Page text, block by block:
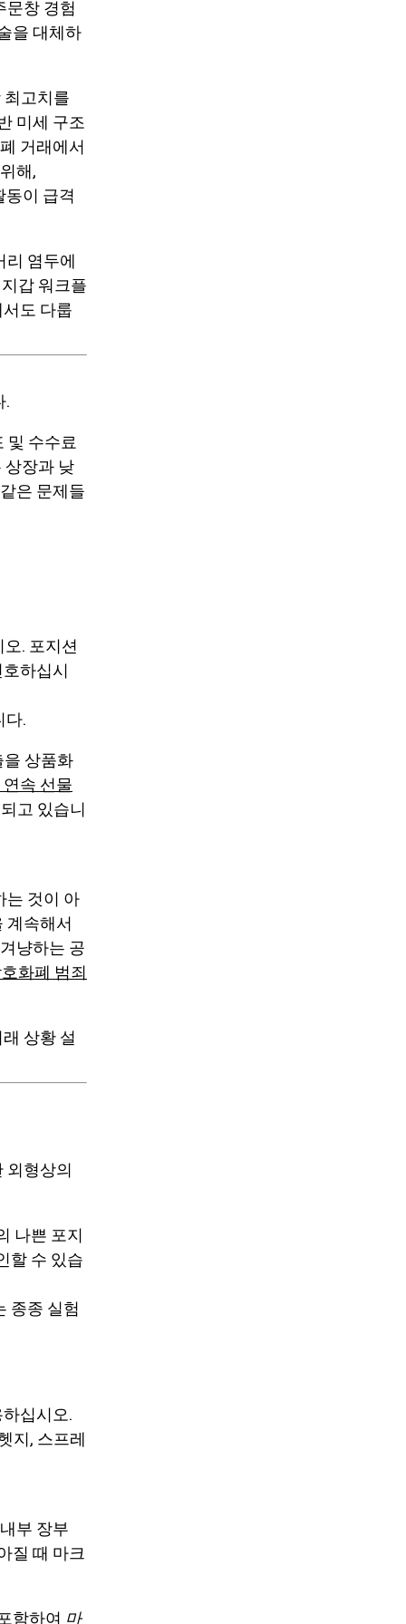
문창 경험
을 대체하
최고치를
미세 구조
거래에서
해,
동이 급격
리 염두에
갑 워크플
도 다룹
.
및 수수료
상장과 낮
은 문제들
. 포지션
하십시
다.
을 상품화
속 선물
고 있습니
는 것이 아
계속해서
냥하는 공
화폐 범죄
상황 설
외형상의
나쁜 포지
할 수 있습
종종 실험
십시오.
지, 스프레
부 장부
질 때 마크
함하여 마